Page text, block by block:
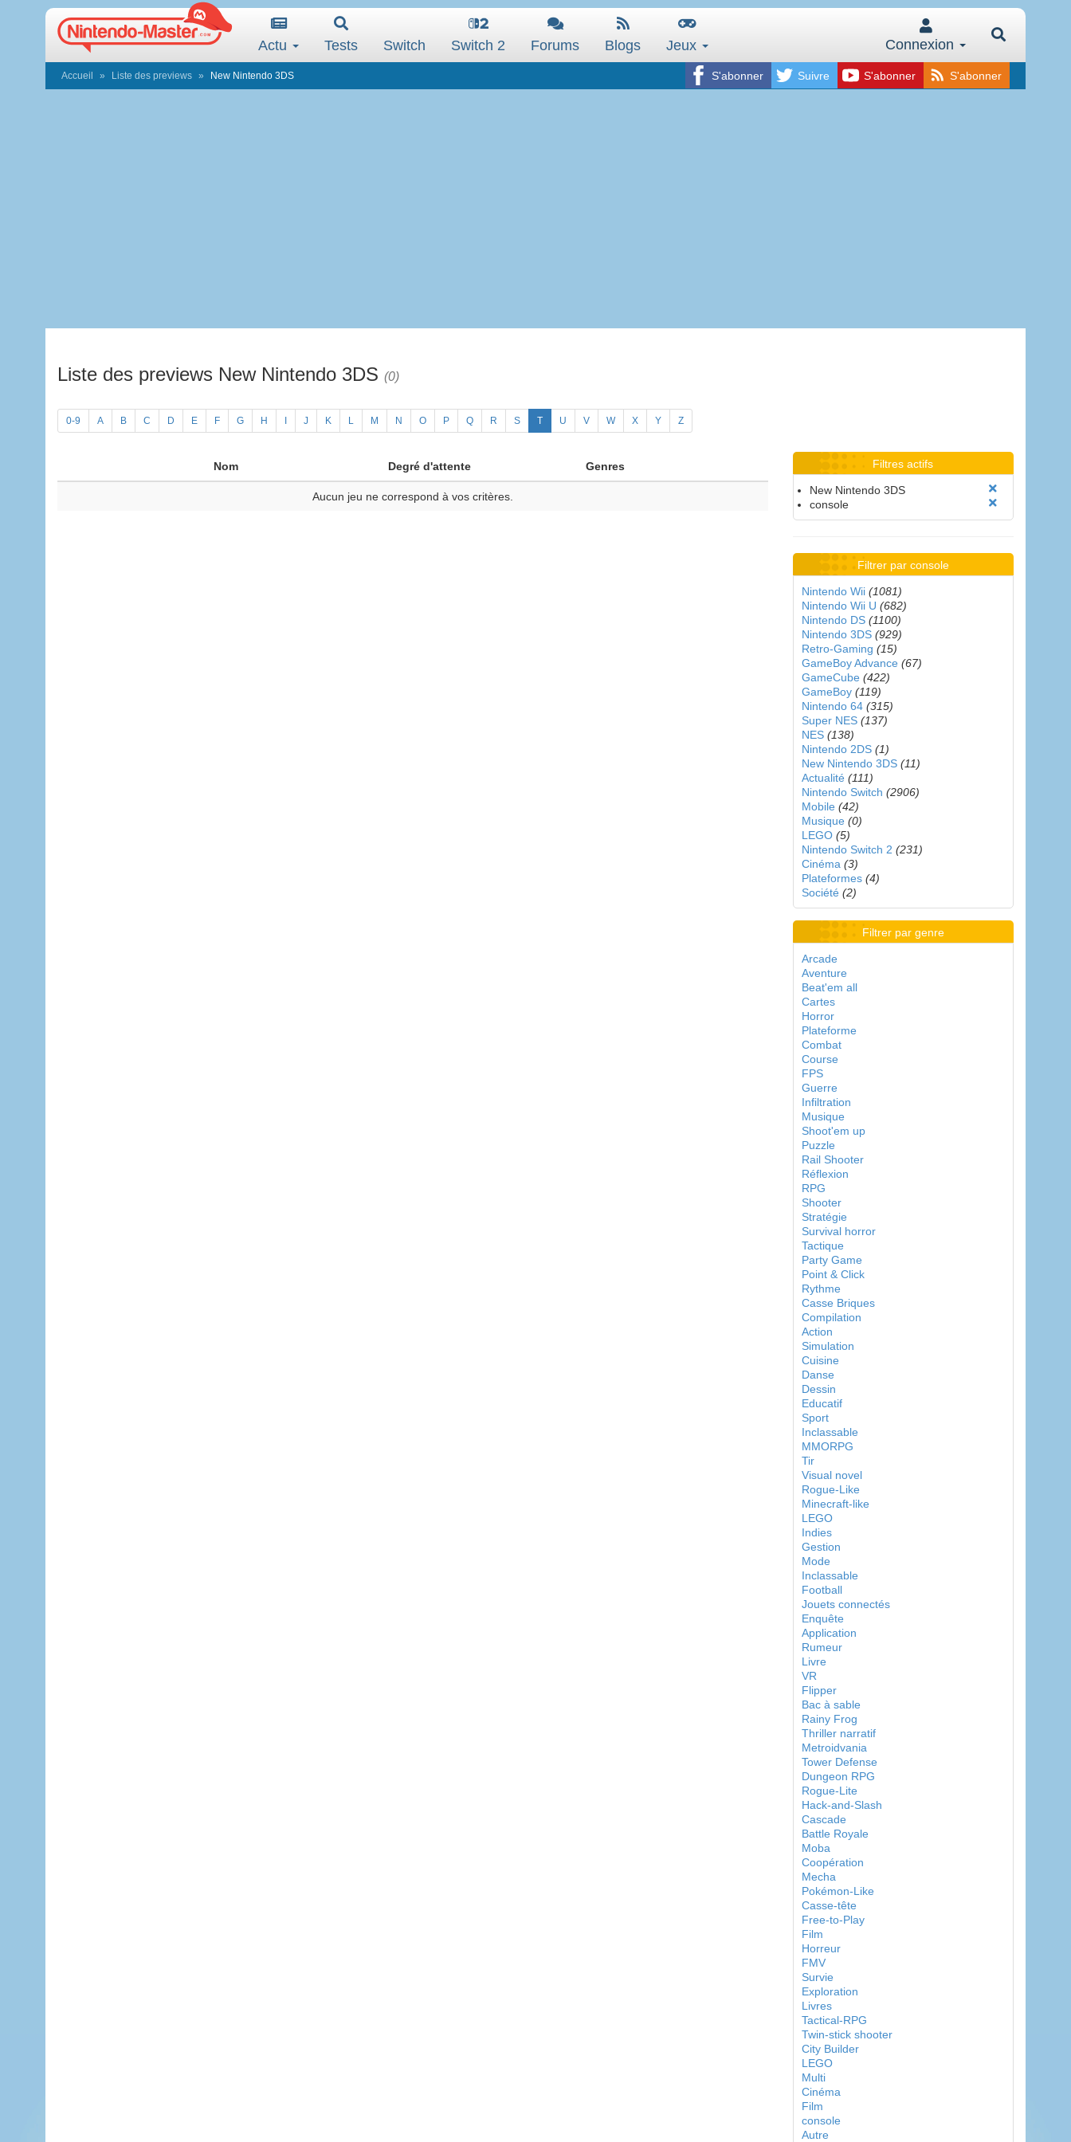
Actu Tests Switch Switch 2 Forums Blogs Jeux Connexion
S'abonner Suivre S'abonner S'abonner
Accueil Liste des previews New Nintendo 3DS
Liste des previews New Nintendo 3DS (0)
0-9 A B C D E F G H J K L M N O P Q R S T U V W X Y Z
Nom Degré d'attente Genres
Aucun jeu ne correspond à vos critères.
Filtres actifs
New Nintendo 3DS
console
Filtrer par console
Nintendo Wii (1081)
Nintendo Wii U (682)
Nintendo DS (1100)
Nintendo 3DS (929)
Retro-Gaming (15)
GameBoy Advance (67)
GameCube (422)
GameBoy (119)
Nintendo 64 (315)
Super NES (137)
NES (138)
Nintendo 2DS (1)
New Nintendo 3DS (11)
Actualité (111)
Nintendo Switch (2906)
Mobile (42)
Musique (0)
LEGO (5)
Nintendo Switch 2 (231)
Cinéma (3)
Plateformes (4)
Société (2)
Filtrer par genre
Arcade
Aventure
Beat'em all
Cartes
Horror
Plateforme
Combat
Course
FPS
Guerre
Infiltration
Musique
Shoot'em up
Puzzle
Rail Shooter
Réflexion
RPG
Shooter
Stratégie
Survival horror
Tactique
Party Game
Point & Click
Rythme
Casse Briques
Compilation
Action
Simulation
Cuisine
Danse
Dessin
Educatif
Sport
Inclassable
MMORPG
Tir
Visual novel
Rogue-Like
Minecraft-like
LEGO
Indies
Gestion
Mode
Inclassable
Football
Jouets connectés
Enquête
Application
Rumeur
Livre
VR
Flipper
Bac à sable
Rainy Frog
Thriller narratif
Metroidvania
Tower Defense
Dungeon RPG
Rogue-Lite
Hack-and-Slash
Cascade
Battle Royale
Moba
Coopération
Mecha
Pokémon-Like
Casse-tête
Free-to-Play
Film
Horreur
FMV
Survie
Exploration
Livres
Tactical-RPG
Twin-stick shooter
City Builder
LEGO
Multi
Cinéma
Film
console
Autre